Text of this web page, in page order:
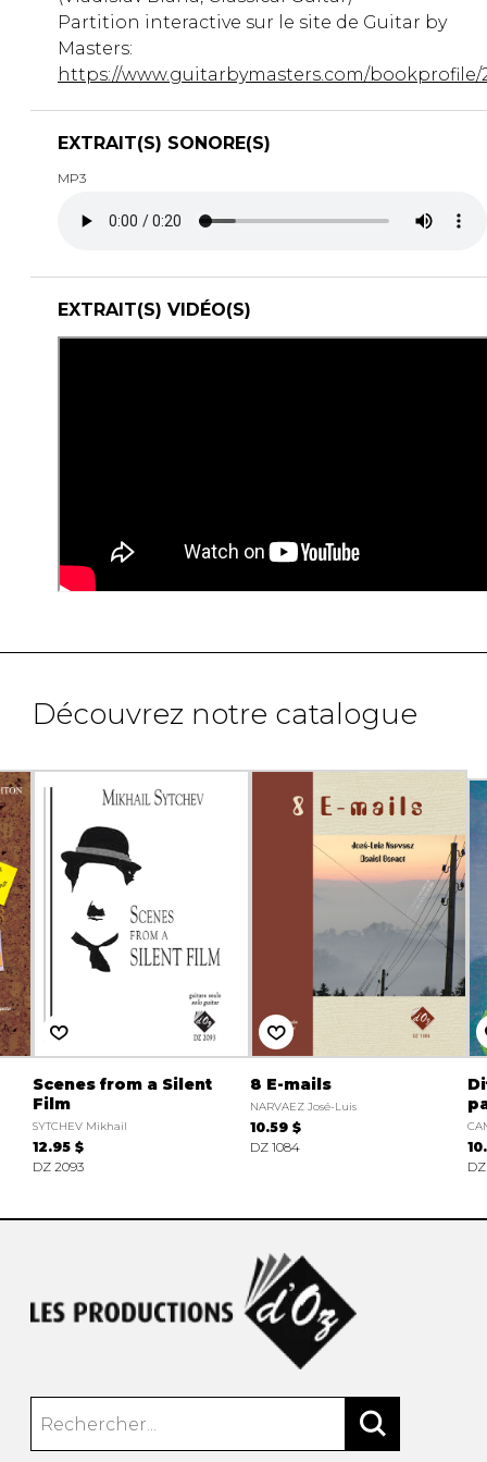
Partition interactive sur le site de Guitar by
Masters:
https://www.guitarbymasters.com/bookprofile/
EXTRAIT(S) SONORE(S)
MP3
EXTRAIT(S) VIDÉO(S)
Découvrez notre catalogue
Scenes from a Silent
Film
SYTCHEV Mikhail
12.95 $
DZ 2093
8 E-mails
NARVAEZ José-Luis
10.59 $
DZ 1084